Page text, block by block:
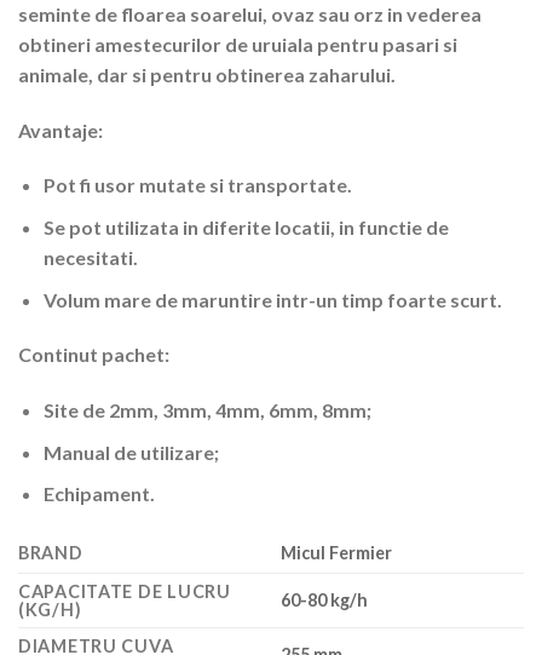
seminte de floarea soarelui, ovaz sau orz in vederea
obtineri amestecurilor de uruiala pentru pasari si
animale, dar si pentru obtinerea zaharului.
Avantaje:
Pot fi usor mutate si transportate.
Se pot utilizata in diferite locatii, in functie de
necesitati.
Volum mare de maruntire intr-un timp foarte scurt.
Continut pachet:
Site de 2mm, 3mm, 4mm, 6mm, 8mm;
Manual de utilizare;
Echipament.
BRAND
Micul Fermier
CAPACITATE DE LUCRU
(KG/H)
60-80 kg/h
DIAMETRU CUVA